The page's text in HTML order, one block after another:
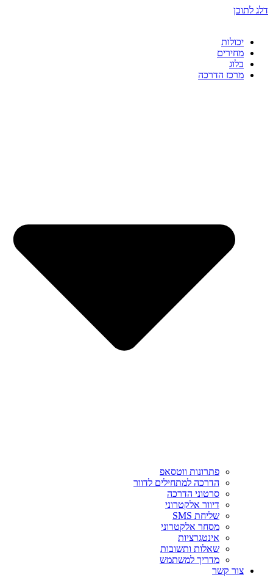
דלג לתוכן
יכולות
מחירים
בלוג
מרכז הדרכה
פתרונות ווטסאפ
הדרכה למתחילים לדוור
סרטוני הדרכה
דיוור אלקטרוני
שליחת SMS
מסחר אלקטרוני
אינטגרציות
שאלות ותשובות
מדריך למשתמש
צור קשר